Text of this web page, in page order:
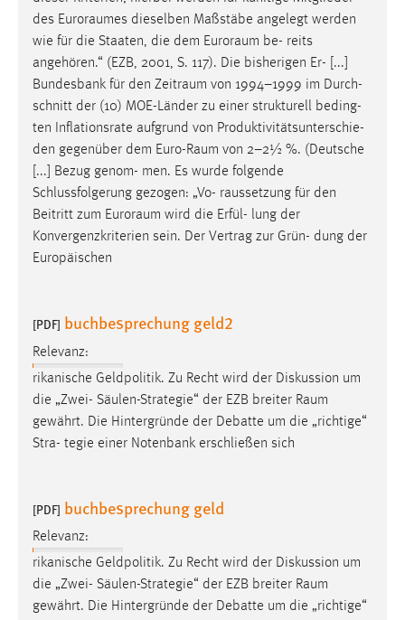
des Euroraumes dieselben Maßstäbe angelegt werden
wie für die Staaten, die dem Euroraum be- reits
angehören.“ (EZB, 2001, S. 117). Die bisherigen Er- [...]
Bundesbank für den Zeitraum von 1994–1999 im Durch-
schnitt der (10) MOE-Länder zu einer strukturell beding-
ten Inflationsrate aufgrund von Produktivitätsunterschie-
den gegenüber dem Euro-Raum von 2–2½ %. (Deutsche
[...] Bezug genom- men. Es wurde folgende
Schlussfolgerung gezogen: „Vo- raussetzung für den
Beitritt zum Euroraum wird die Erfül- lung der
Konvergenzkriterien sein. Der Vertrag zur Grün- dung der
Europäischen
[PDF] buchbesprechung geld2
Relevanz:
rikanische Geldpolitik. Zu Recht wird der Diskussion um
die „Zwei- Säulen-Strategie“ der EZB breiter Raum
gewährt. Die Hintergründe der Debatte um die „richtige“
Stra- tegie einer Notenbank erschließen sich
[PDF] buchbesprechung geld
Relevanz:
rikanische Geldpolitik. Zu Recht wird der Diskussion um
die „Zwei- Säulen-Strategie“ der EZB breiter Raum
gewährt. Die Hintergründe der Debatte um die „richtige“
EXTERNE MEDIEN
Um Inhalte von Videoplattformen und Social Media
Plattformen anzeigen zu können, werden von diesen
externen Medien Cookies gesetzt.
YouTube
Vimeo